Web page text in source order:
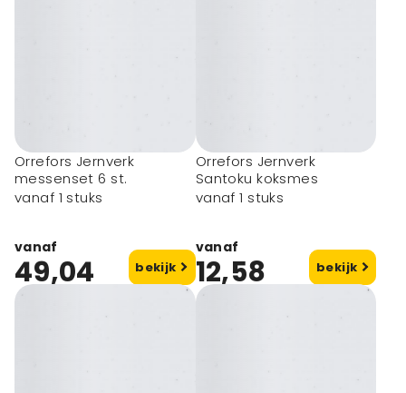
Orrefors Jernverk
messenset 6 st.
vanaf 1 stuks
vanaf
49,04 bekijk
Orrefors Jernverk
Santoku koksmes
vanaf 1 stuks
vanaf
12,58 bekijk